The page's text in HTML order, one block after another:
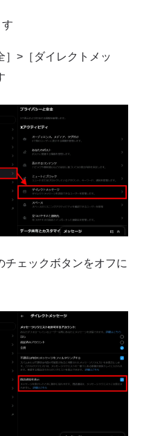
］>［ダイレクトメッ
チェックボタンをオフに